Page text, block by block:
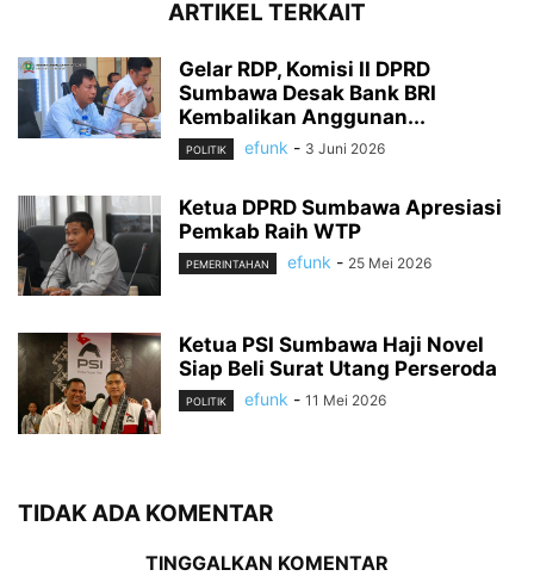
ARTIKEL TERKAIT
Gelar RDP, Komisi II DPRD
Sumbawa Desak Bank BRI
Kembalikan Anggunan...
POLITIK efunk - 3 Juni 2026
Ketua DPRD Sumbawa Apresiasi
Pemkab Raih WTP
PEMERINTAHAN efunk - 25 Mei 2026
Ketua PSI Sumbawa Haji Novel
Siap Beli Surat Utang Perseroda
POLITIK efunk - 11 Mei 2026
TIDAK ADA KOMENTAR
TINGGALKAN KOMENTAR